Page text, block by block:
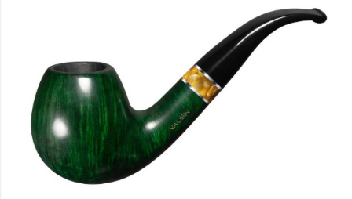
Prodej pouze osobám starších 18-ti let! Novinka jara 2020. Sametově matný,
ručně voskovaný povrch dýmky vám pak dává především pocítit, jak příjemné je